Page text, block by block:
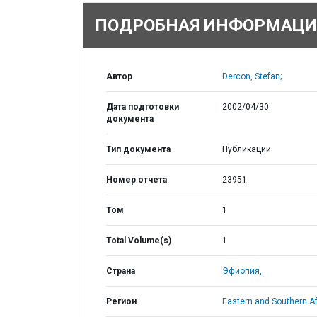
ПОДРОБНАЯ
Автор Dercon, Stefan;
Дата подготовки
документа
2002/04/30
Тип документа Публикации
Номер отчета 23951
Том 1
Total Volume(s) 1
Страна Эфиопия,
Регион Eastern and Southern